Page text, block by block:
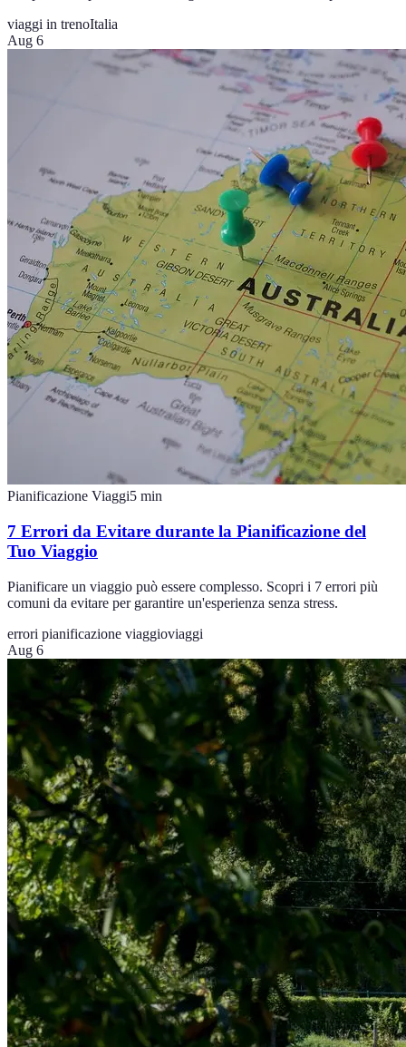
viaggi in trenoItalia
Aug 6
Pianificazione Viaggi5 min
7 Errori da Evitare durante la Pianificazione del
Tuo Viaggio
Pianificare un viaggio può essere complesso. Scopri i 7 errori più
comuni da evitare per garantire un'esperienza senza stress.
errori pianificazione viaggioviaggi
Aug 6